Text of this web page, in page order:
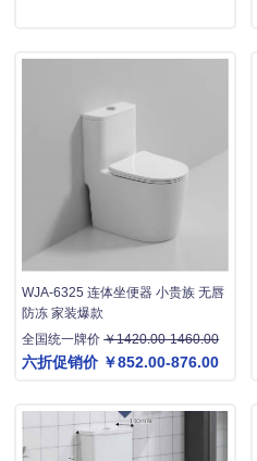
WJA-6325 连体坐便器 小贵族 无唇
防冻 家装爆款
全国统一牌价￥1420.00-1460.00
六折促销价 ￥852.00-876.00